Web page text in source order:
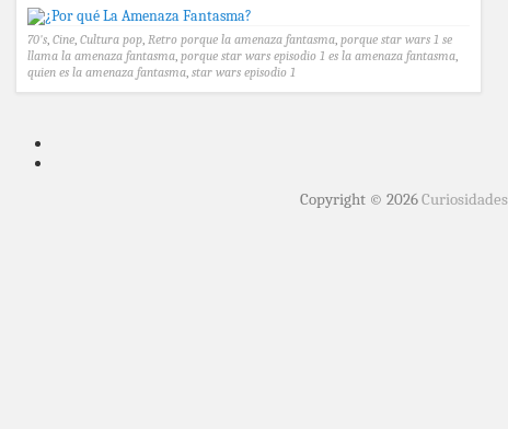
70's, Cine, Cultura pop, Retro porque la amenaza fantasma, porque star wars 1 se
llama la amenaza fantasma, porque star wars episodio 1 es la amenaza fantasma,
quien es la amenaza fantasma, star wars episodio 1
Copyright © 2026